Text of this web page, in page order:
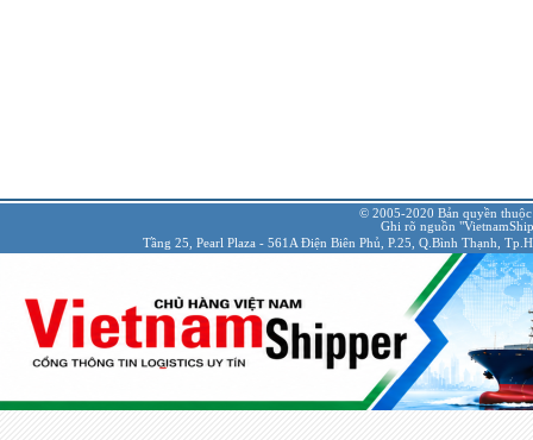
© 2005-2020 Bản quyền
Ghi rõ nguồn
Tầng 25, Pearl Plaza - 561A Điện Biên Phủ, P.25, Q.Bình Thạnh,